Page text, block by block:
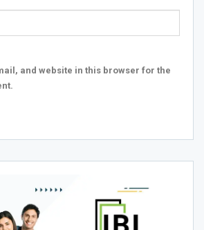
and website in this browser for the